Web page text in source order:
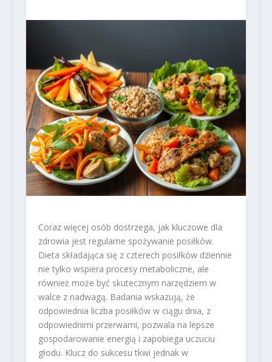
Coraz więcej osób dostrzega, jak kluczowe dla
zdrowia jest regularne spożywanie posiłków.
Dieta składająca się z czterech posiłków dziennie
nie tylko wspiera procesy metaboliczne, ale
również może być skutecznym narzędziem w
walce z nadwagą. Badania wskazują, że
odpowiednia liczba posiłków w ciągu dnia, z
odpowiednimi przerwami, pozwala na lepsze
gospodarowanie energią i zapobiega uczuciu
głodu. Klucz do sukcesu tkwi jednak w